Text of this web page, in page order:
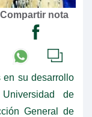
Compartir nota
en su desarrollo
de
General de